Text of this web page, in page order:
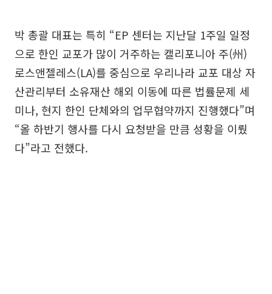
박 총괄 대표는 특히 “EP 센터는 지난달 1주일 일정
으로 한인 교포가 많이 거주하는 캘리포니아 주(州)
로스앤젤레스(LA)를 중심으로 우리나라 교포 대상 자
산관리부터 소유재산 해외 이동에 따른 법률문제 세
미나, 현지 한인 단체와의 업무협약까지 진행했다”며
“올 하반기 행사를 다시 요청받을 만큼 성황을 이뤘
다”라고 전했다.